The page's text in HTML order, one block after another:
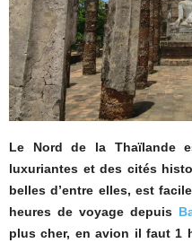
Le Nord de la Thaïlande
luxuriantes et des cités
belles d’entre elles, est
heures de voyage depuis
plus cher, en avion il faut 1